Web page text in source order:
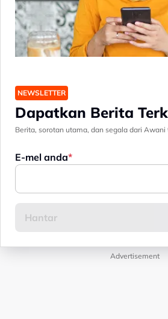
NEWSLETTER
Dapatkan Berita
Berita, sorotan utama, dan segala dari
E-mel anda
Advertisement